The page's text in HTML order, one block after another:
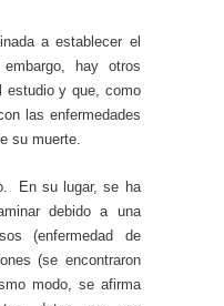
a establecer el
hay otros
estudio y que, como
las enfermedades
su muerte.
En su lugar, se ha
debido a una
(enfermedad de
(se encontraron
modo, se afirma